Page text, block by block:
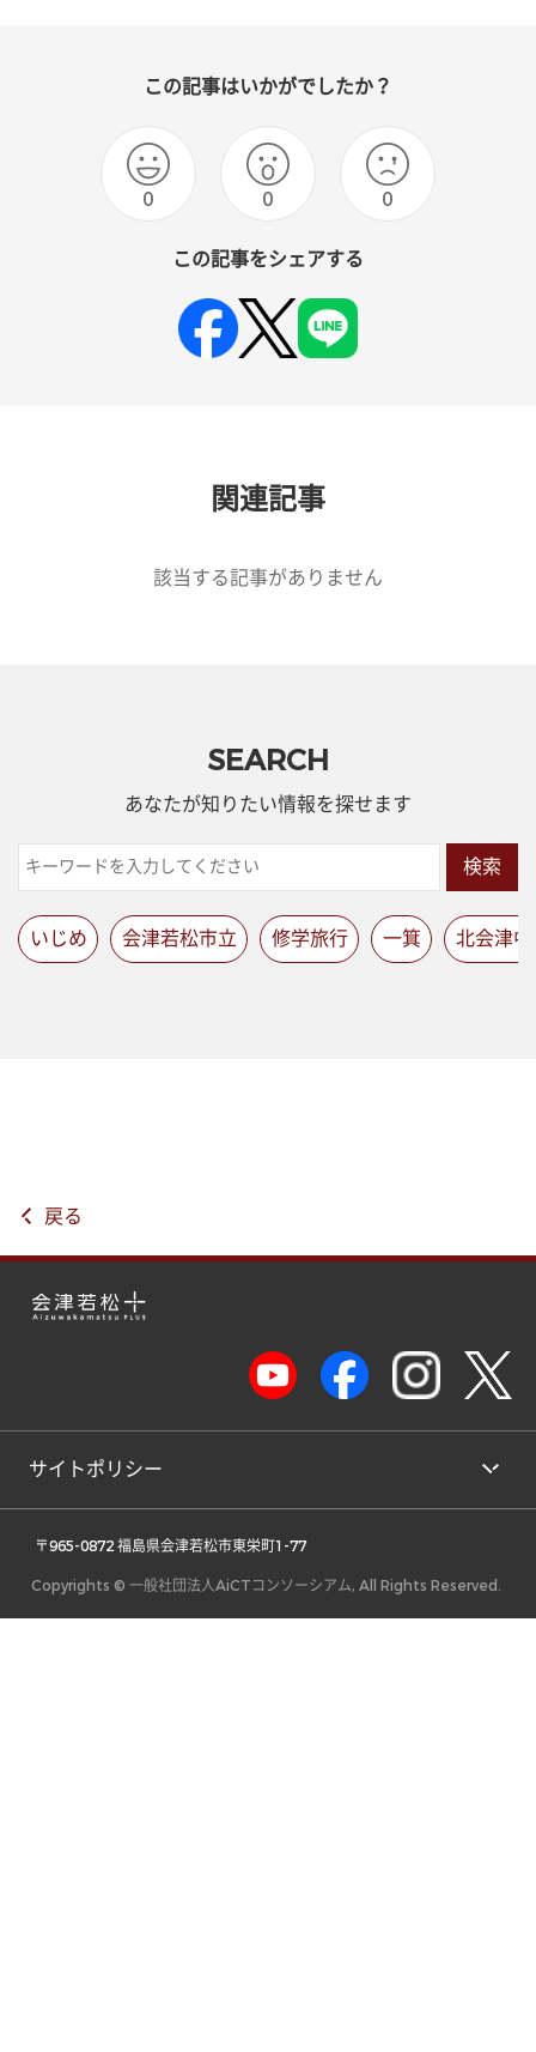
この記事はいかがでしたか？
0 0 0
この記事をシェアする
関連記事
該当する記事がありません
SEARCH
あなたが知りたい情報を探せます
検索
いじめ 会津若松市立 修学旅行 一箕 北会津中
戻る
サイトポリシー
〒965-0872 福島県会津若松市東栄町1-77
Copyrights © 一般社団法人AiCTコンソーシアム, All Rights Reserved.